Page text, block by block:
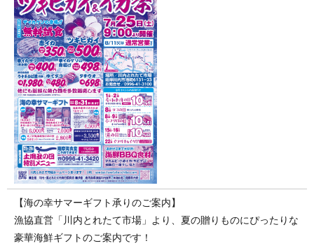
【海の幸サマーギフト承りのご案内】
漁協直営「川内とれたて市場」より、夏の贈りものにぴったりな
豪華海鮮ギフトのご案内です！